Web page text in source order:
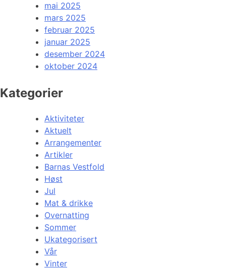
mai 2025
mars 2025
februar 2025
januar 2025
desember 2024
oktober 2024
Kategorier
Aktiviteter
Aktuelt
Arrangementer
Artikler
Barnas Vestfold
Høst
Jul
Mat & drikke
Overnatting
Sommer
Ukategorisert
Vår
Vinter